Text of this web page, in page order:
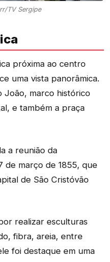
TV Sergipe
próxima ao centro
uma vista panorâmica.
João, marco histórico
e também a praça
a reunião da
de março de 1855, que
de São Cristóvão
realizar esculturas
fibra, areia, entre
foi destaque em uma